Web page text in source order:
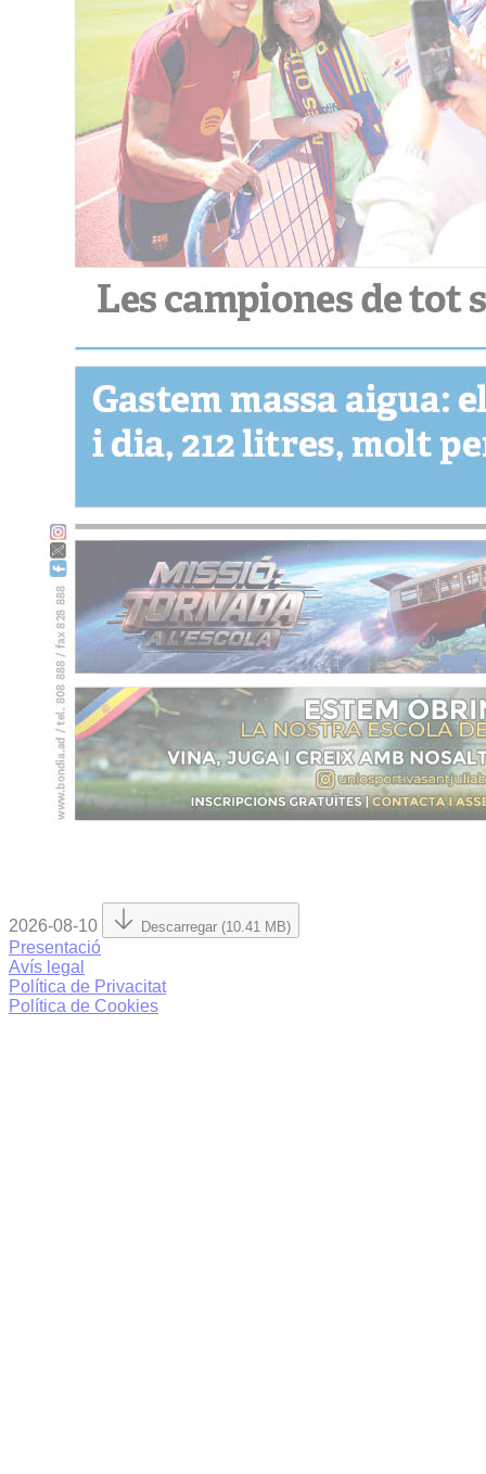
2026-08-10 Descarregar (10.41 MB)
Presentació
Avís legal
Política de Privacitat
Política de Cookies